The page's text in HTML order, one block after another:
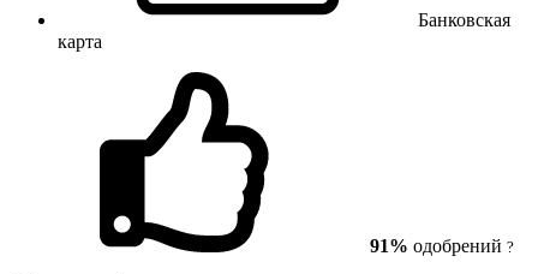
Банковская
карта
91% одобрений ?